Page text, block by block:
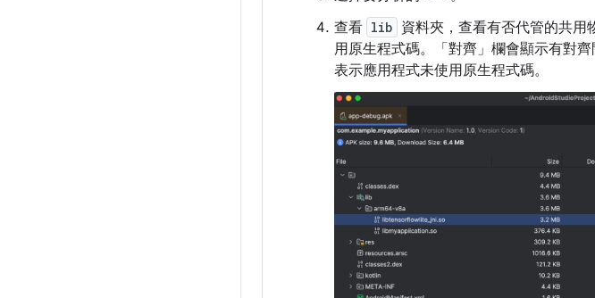
查看 lib 資料夾，查看有否代管的共用
用原生程式碼。「對齊」 欄會顯示有對
表示應用程式未使用原生程式碼。